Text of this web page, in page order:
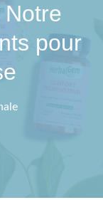
pour